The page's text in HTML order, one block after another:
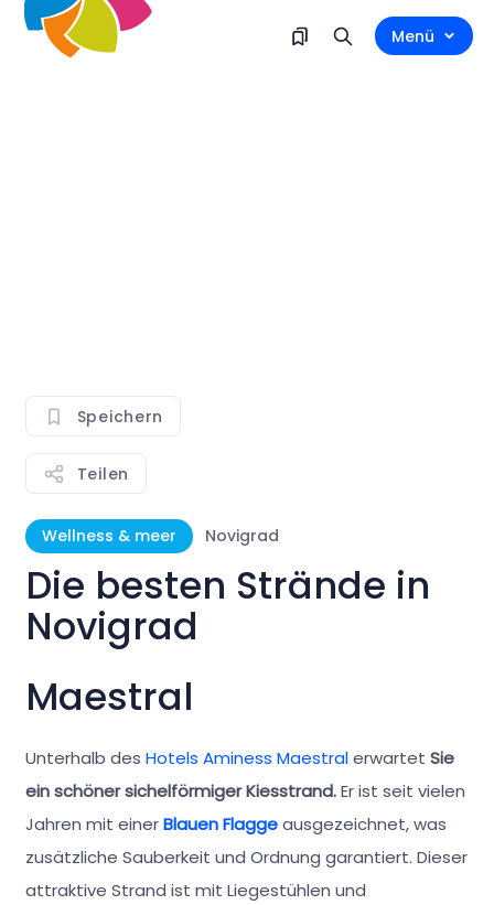
Menü
Speichern
Teilen
Wellness & meer Novigrad
Die besten Strände in
Novigrad
Maestral
Unterhalb des Hotels Aminess Maestralerwartet Sie
ein schöner sichelförmiger Kiesstrand.Er ist seit vielen
Jahren mit einerBlauen Flaggeausgezeichnet, was
zusätzliche Sauberkeit und Ordnung garantiert. Dieser
attraktive Strand ist mit Liegestühlen und